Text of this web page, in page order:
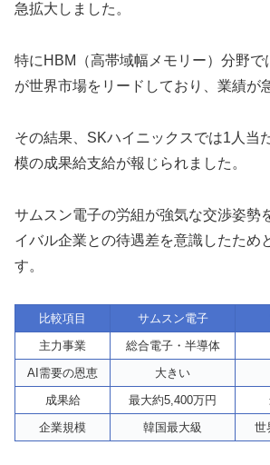
急拡大しました。
特にHBM（高帯域幅メモリー）分野で
が世界市場をリードしており、業績が
その結果、SKハイニックスでは1人当
模の成果給支給が報じられました。
サムスン電子の労組が強気な交渉姿勢
イバル企業との待遇差を意識したため
す。
比較項目 サムスン電子
主力事業
総合電子・半導体
AI需要の恩恵
大きい
成果給
最大約5,400万円
企業規模
韓国最大級 世